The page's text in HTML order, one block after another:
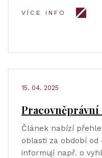
VÍCE INFO
15. 04. 2025
Článek nabízí
oblasti za období od
informují např. o